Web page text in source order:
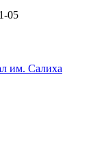
05
им. Салиха